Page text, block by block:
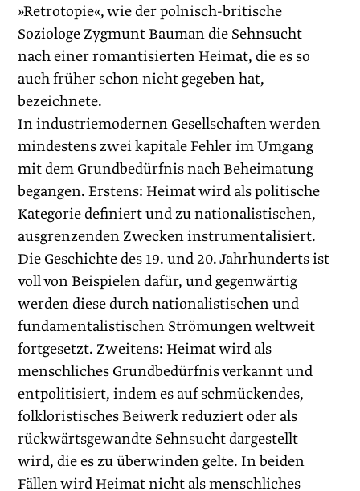
»Retrotopie«, wie der polnisch-britische
Soziologe Zygmunt Bauman die Sehnsucht
nach einer romantisierten Heimat, die es so
auch früher schon nicht gegeben hat,
bezeichnete.
In industriemodernen Gesellschaften werden
mindestens zwei kapitale Fehler im Umgang
mit dem Grundbedürfnis nach Beheimatung
begangen. Erstens: Heimat wird als politische
Kategorie definiert und zu nationalistischen,
ausgrenzenden Zwecken instru­mentalisiert.
Die Geschichte des 19. und 20. Jahrhunderts ist
voll von Beispielen dafür, und gegenwärtig
werden diese durch nationalistischen und
fundamentalistischen Strömungen weltweit
fortgesetzt. Zweitens: Heimat wird als
menschliches Grundbedürfnis verkannt und
entpolitisiert, indem es auf schmückendes,
folkloristisches Beiwerk reduziert oder als
rückwärtsgewandte Sehnsucht dargestellt
wird, die es zu überwinden gelte. In beiden
Fällen wird Heimat nicht als menschliches